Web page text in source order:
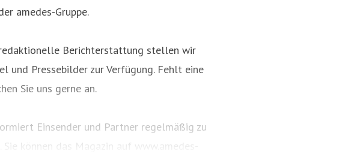
08 43
amedes-Gruppe.
Berichterstattung stellen wir
und Pressebilder zur Verfügung. Fehlt eine
Sie uns gerne an.
Einsender und Partner regelmäßig zu
können das Magazin auf www.amedes-